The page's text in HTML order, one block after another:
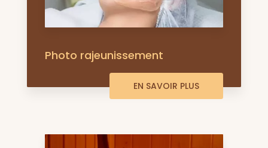
Photo rajeunissement
EN SAVOIR PLUS